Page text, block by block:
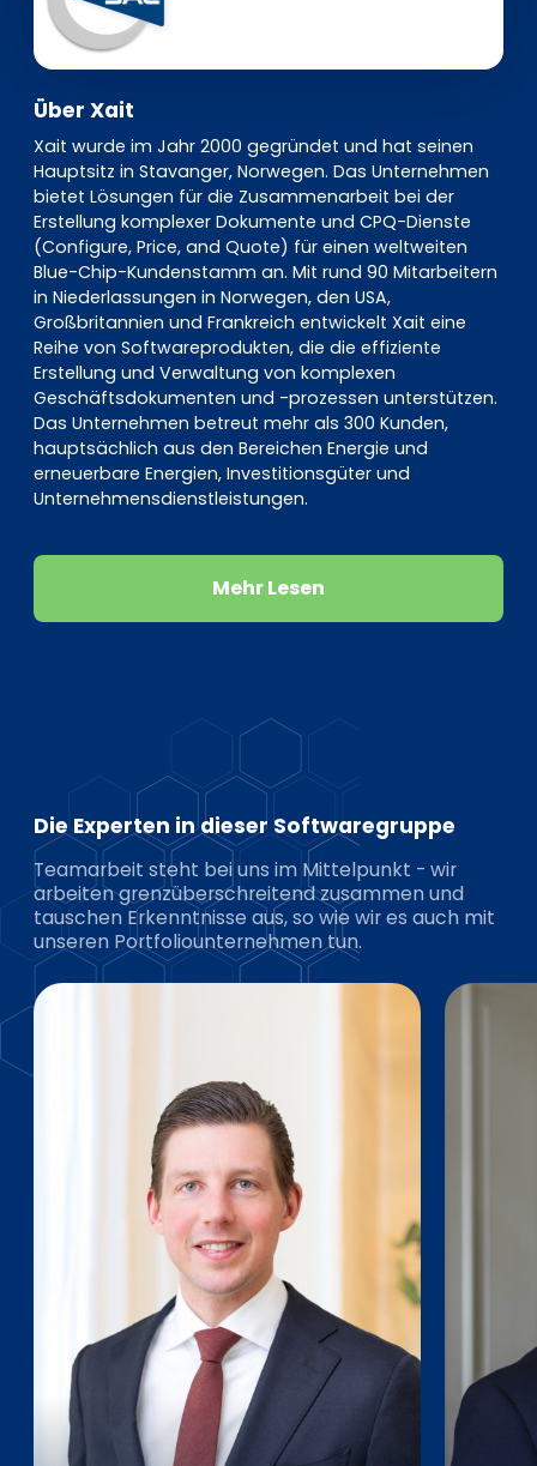
Über Xait
Xait wurde im Jahr 2000 gegründet und hat seinen
Hauptsitz in Stavanger, Norwegen. Das Unternehmen
bietet Lösungen für die Zusammenarbeit bei der
Erstellung komplexer Dokumente und CPQ-Dienste
(Configure, Price, and Quote) für einen weltweiten
Blue-Chip-Kundenstamm an. Mit rund 90 Mitarbeitern
in Niederlassungen in Norwegen, den USA,
Großbritannien und Frankreich entwickelt Xait eine
Reihe von Softwareprodukten, die die effiziente
Erstellung und Verwaltung von komplexen
Geschäftsdokumenten und -prozessen unterstützen.
Das Unternehmen betreut mehr als 300 Kunden,
hauptsächlich aus den Bereichen Energie und
erneuerbare Energien, Investitionsgüter und
Unternehmensdienstleistungen.
Mehr Lesen
Die Experten in dieser Softwaregruppe
Teamarbeit steht bei uns im Mittelpunkt - wir
arbeiten grenzüberschreitend zusammen und
tauschen Erkenntnisse aus, so wie wir es auch mit
unseren Portfoliounternehmen tun.